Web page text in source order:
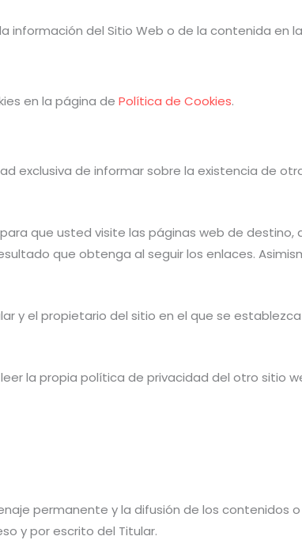
información del Sitio Web o de la contenida en
en la página de Política de Cookies.
exclusiva de informar sobre la existencia de
que usted visite las páginas web de
que obtenga al seguir los enlaces.
y el propietario del sitio en el que se
la propia política de privacidad del otro sitio
permanente y la difusión de los contenidos
y por escrito del Titular.